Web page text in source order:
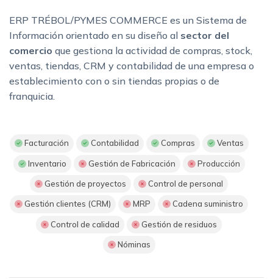
ERP TRÉBOL/PYMES COMMERCE es un Sistema de
Información orientado en su diseño al sector del
comercio que gestiona la actividad de compras, stock,
ventas, tiendas, CRM y contabilidad de una empresa o
establecimiento con o sin tiendas propias o de
franquicia.
Facturación Contabilidad Compras Ventas
Inventario Gestión de Fabricación Producción
Gestión de proyectos Control de personal
Gestión clientes (CRM) MRP Cadena suministro
Control de calidad Gestión de residuos
Nóminas